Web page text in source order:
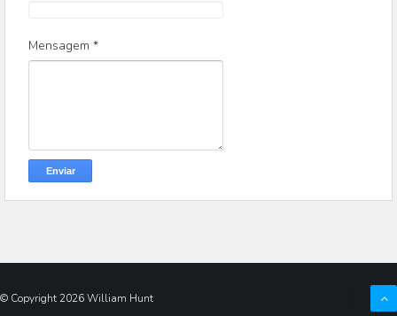
Mensagem *
© Copyright2026William Hunt